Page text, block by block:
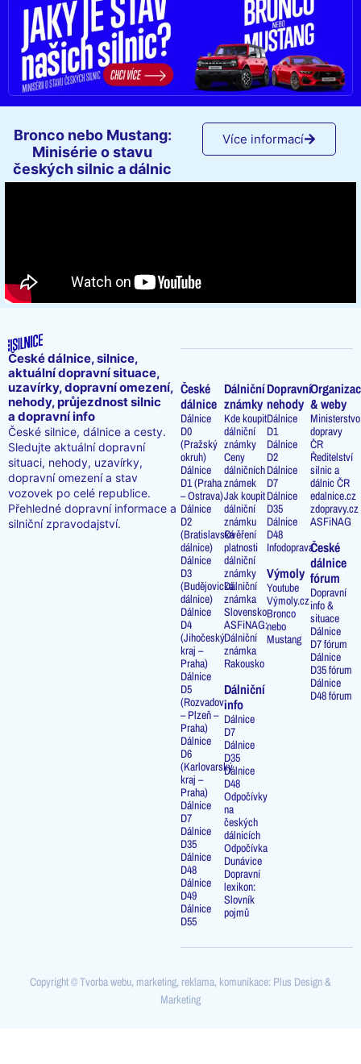
Bronco nebo Mustang:
Minisérie o stavu
českých silnic a dálnic
Více informací
České dálnice, silnice,
aktuální dopravní situace,
uzavírky, dopravní omezení,
nehody, průjezdnost silnic
a dopravní info
České silnice, dálnice a cesty.
Sledujte aktuální dopravní
situaci, nehody, uzavírky,
dopravní omezení a stav
vozovek po celé republice.
Přehledné dopravní informace a
silniční zpravodajství.
České
dálnice
Dálnice
D0
(Pražský
okruh)
Dálnice
D1 (Praha
– Ostrava)
Dálnice
D2
(Bratislavská
dálnice)
Dálnice
D3
(Budějovická
dálnice)
Dálnice
D4
(Jihočeský
kraj –
Praha)
Dálnice
D5
(Rozvadov
– Plzeň –
Praha)
Dálnice
D6
(Karlovarský
kraj –
Praha)
Dálnice
D7
Dálnice
D35
Dálnice
D48
Dálnice
D49
Dálnice
D55
Dálniční
známky
Kde koupit
dálniční
známky
Ceny
dálničních
známek
Jak koupit
dálniční
známku
Ověření
platnosti
dálniční
známky
Dálniční
známka
Slovensko
ASFiNAG:
Dálniční
známka
Rakousko
Dálniční
info
Dálnice
D7
Dálnice
D35
Dálnice
D48
Odpočívky
na
českých
dálnicích
Odpočívka
Dunávice
Dopravní
lexikon:
Slovník
pojmů
Dopravní
nehody
Dálnice
D1
Dálnice
D2
Dálnice
D7
Dálnice
D35
Dálnice
D48
Infodoprava
Výmoly
Youtube
Výmoly.cz
Bronco
nebo
Mustang
& weby
Ministerstvo
dopravy
ČR
Ředitelství
silnic a
dálnic ČR
edalnice.cz
zdopravy.cz
ASFiNAG
České
dálnice
fórum
Dopravní
info &
situace
Dálnice
D7 fórum
Dálnice
D35 fórum
Dálnice
D48 fórum
Copyright © Tvorba webu, marketing, reklama, komunikace: Plus Design &
Marketing